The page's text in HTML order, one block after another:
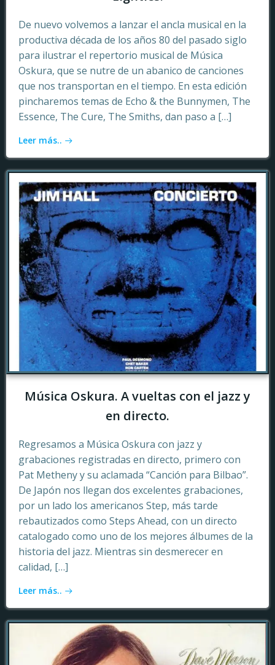
De nuevo volvemos a lanzar el ancla musical en la
productiva década de los años 80 del pasado siglo
para ilustrar el repertorio musical de Música
Oskura, que se nutre de un abanico de canciones
que nos transportan en el tiempo. En esta edición
pincharemos temas de Echo & the Bunnymen, The
Essence, The Cure, The Smiths, dan paso a […]
Leer más..
Música Oskura. A vueltas con el jazz y
en directo.
Regresamos a Música Oskura con jazz y
grabaciones registradas en directo, primero con
Pat Metheny y su aclamada “Canción para Bilbao”.
De Japón nos llegan dos excelentes grabaciones,
por un lado los americanos Step, más tarde
rebautizados como Steps Ahead, con un directo
catalogado como uno de los mejores álbumes de la
historia del jazz. Mientras sin desmerecer en
calidad, […]
Leer más..